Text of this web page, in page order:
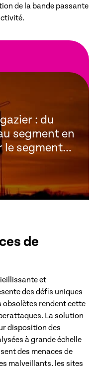
de la bande passante
: du
segment en
le segment
de
et
des défis uniques
obsolètes rendent cette
La solution
disposition des
à grande échelle
des menaces de
malveillants, les sites